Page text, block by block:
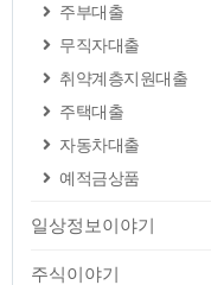
주부대출
무직자대출
취약계층지원대출
주택대출
자동차대출
예적금상품
일상정보이야기
주식이야기